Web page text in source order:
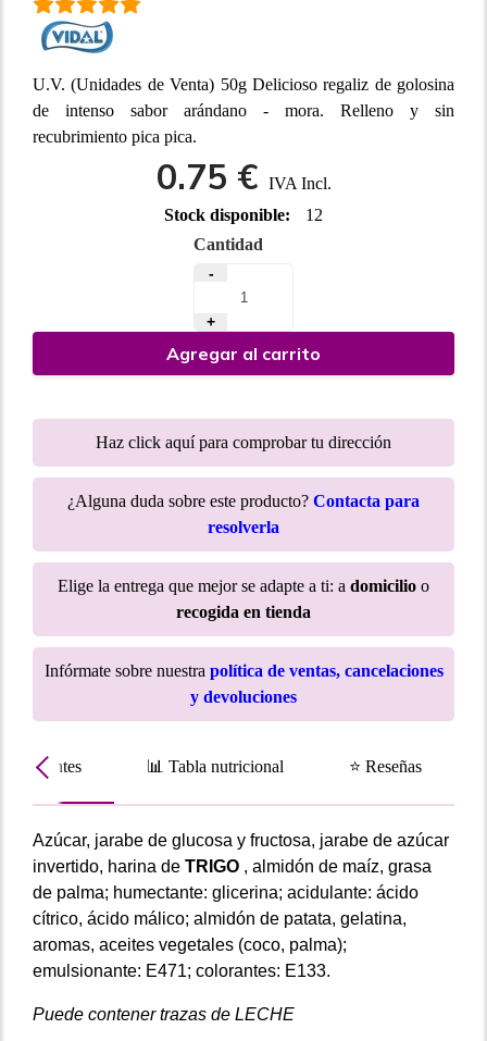
U.V. (Unidades de Venta) 50g Delicioso regaliz de golosina
de intenso sabor arándano - mora. Relleno y sin
recubrimiento pica pica.
0.75 € IVA Incl.
Stock disponible:
12
Cantidad
-
+
Agregar al carrito
Haz click aquí para comprobar tu dirección
¿Alguna duda sobre este producto? Contacta para
resolverla
Elige la entrega que mejor se adapte a ti: a domicilio o
recogida en tienda
Infórmate sobre nuestra política de ventas, cancelaciones
y devoluciones
📊 Tabla nutricional ⭐ Reseñas
Azúcar, jarabe de glucosa y fructosa, jarabe de azúcar
invertido, harina de TRIGO , almidón de maíz, grasa
de palma; humectante: glicerina; acidulante: ácido
cítrico, ácido málico; almidón de patata, gelatina,
aromas, aceites vegetales (coco, palma);
emulsionante: E471; colorantes: E133.
Puede contener trazas de LECHE